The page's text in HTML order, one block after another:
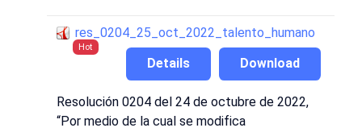
res_0204_25_oct_2022_talento_humano
Hot
Download
Details
Resolución 0204 del 24 de octubre de 2022,
“Por medio de la cual se modifica